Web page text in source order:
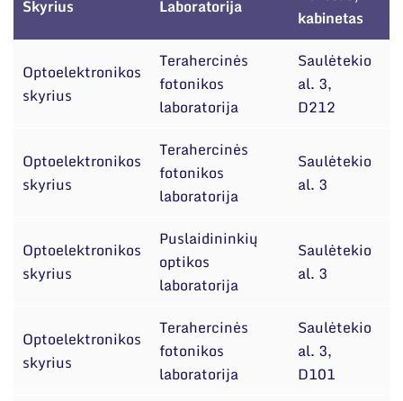
organizacijose bei asociacijose
Skyrius Laboratorija
kabinetas
Optoelektronikos
skyrius
Terahercinės
fotonikos
laboratorija
Saulėtekio
al. 3,
D212
Optoelektronikos
skyrius
Terahercinės
fotonikos
laboratorija
Saulėtekio
al. 3
Optoelektronikos
skyrius
Puslaidininkių
optikos
laboratorija
Saulėtekio
al. 3
Optoelektronikos
skyrius
Terahercinės
fotonikos
laboratorija
Saulėtekio
al. 3,
D101